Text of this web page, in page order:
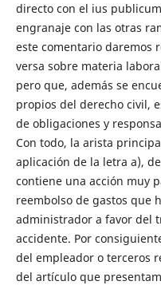
directo con el ius
engranaje con las otras
este comentario daremos
versa sobre materia
pero que, además se
propios del derecho civil,
de obligaciones y
Con todo, la arista
aplicación de la letra a),
contiene una acción muy
reembolso de gastos que
administrador a favor del
accidente. Por
del empleador o terceros
del artículo que